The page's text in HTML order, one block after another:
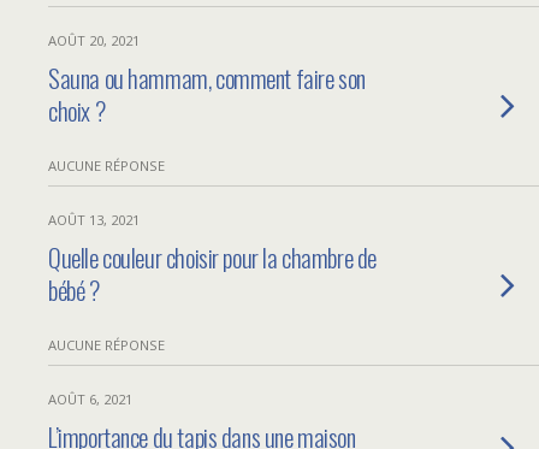
AOÛT 20, 2021
Sauna ou hammam, comment faire son
choix ?
AUCUNE RÉPONSE
AOÛT 13, 2021
Quelle couleur choisir pour la chambre de
bébé ?
AUCUNE RÉPONSE
AOÛT 6, 2021
L’importance du tapis dans une maison